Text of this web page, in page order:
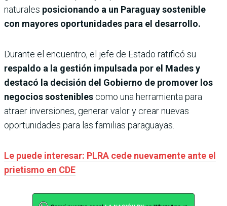
naturales posicionando a un Paraguay sostenible
con mayores oportunidades para el desarrollo.
Durante el encuentro, el jefe de Estado ratificó su
respaldo a la gestión impulsada por el Mades y
destacó la decisión del Gobierno de promover los
negocios sostenibles como una herramienta para
atraer inversiones, generar valor y crear nuevas
oportunidades para las familias paraguayas.
Le puede interesar: PLRA cede nuevamente ante el
prietismo en CDE